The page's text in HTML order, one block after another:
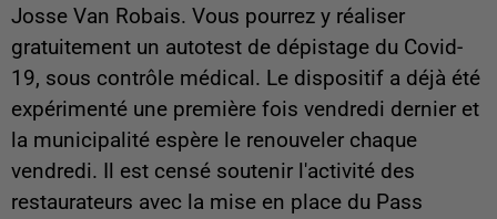
Josse Van Robais. Vous pourrez y réaliser
gratuitement un autotest de dépistage du Covid-
19, sous contrôle médical. Le dispositif a déjà été
expérimenté une première fois vendredi dernier et
la municipalité espère le renouveler chaque
vendredi. Il est censé soutenir l'activité des
restaurateurs avec la mise en place du Pass